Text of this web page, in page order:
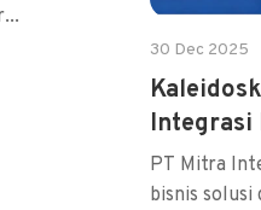
30 Dec 2025
PT Mitra
bisnis solusi